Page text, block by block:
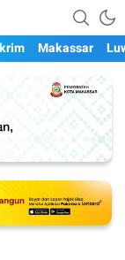
Makassar